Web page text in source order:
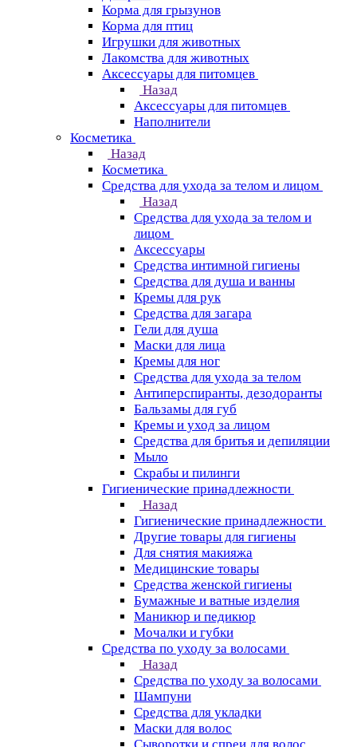
Корма для грызунов
Корма для птиц
Игрушки для животных
Лакомства для животных
Аксессуары для питомцев
Назад
Аксессуары для питомцев
Наполнители
Косметика
Назад
Косметика
Средства для ухода за телом и лицом
Назад
Средства для ухода за телом и
лицом
Аксессуары
Средства интимной гигиены
Средства для душа и ванны
Кремы для рук
Средства для загара
Гели для душа
Маски для лица
Кремы для ног
Средства для ухода за телом
Антиперспиранты, дезодоранты
Бальзамы для губ
Кремы и уход за лицом
Средства для бритья и депиляции
Мыло
Скрабы и пилинги
Гигиенические принадлежности
Назад
Гигиенические принадлежности
Другие товары для гигиены
Для снятия макияжа
Медицинские товары
Средства женской гигиены
Бумажные и ватные изделия
Маникюр и педикюр
Мочалки и губки
Средства по уходу за волосами
Назад
Средства по уходу за волосами
Шампуни
Средства для укладки
Маски для волос